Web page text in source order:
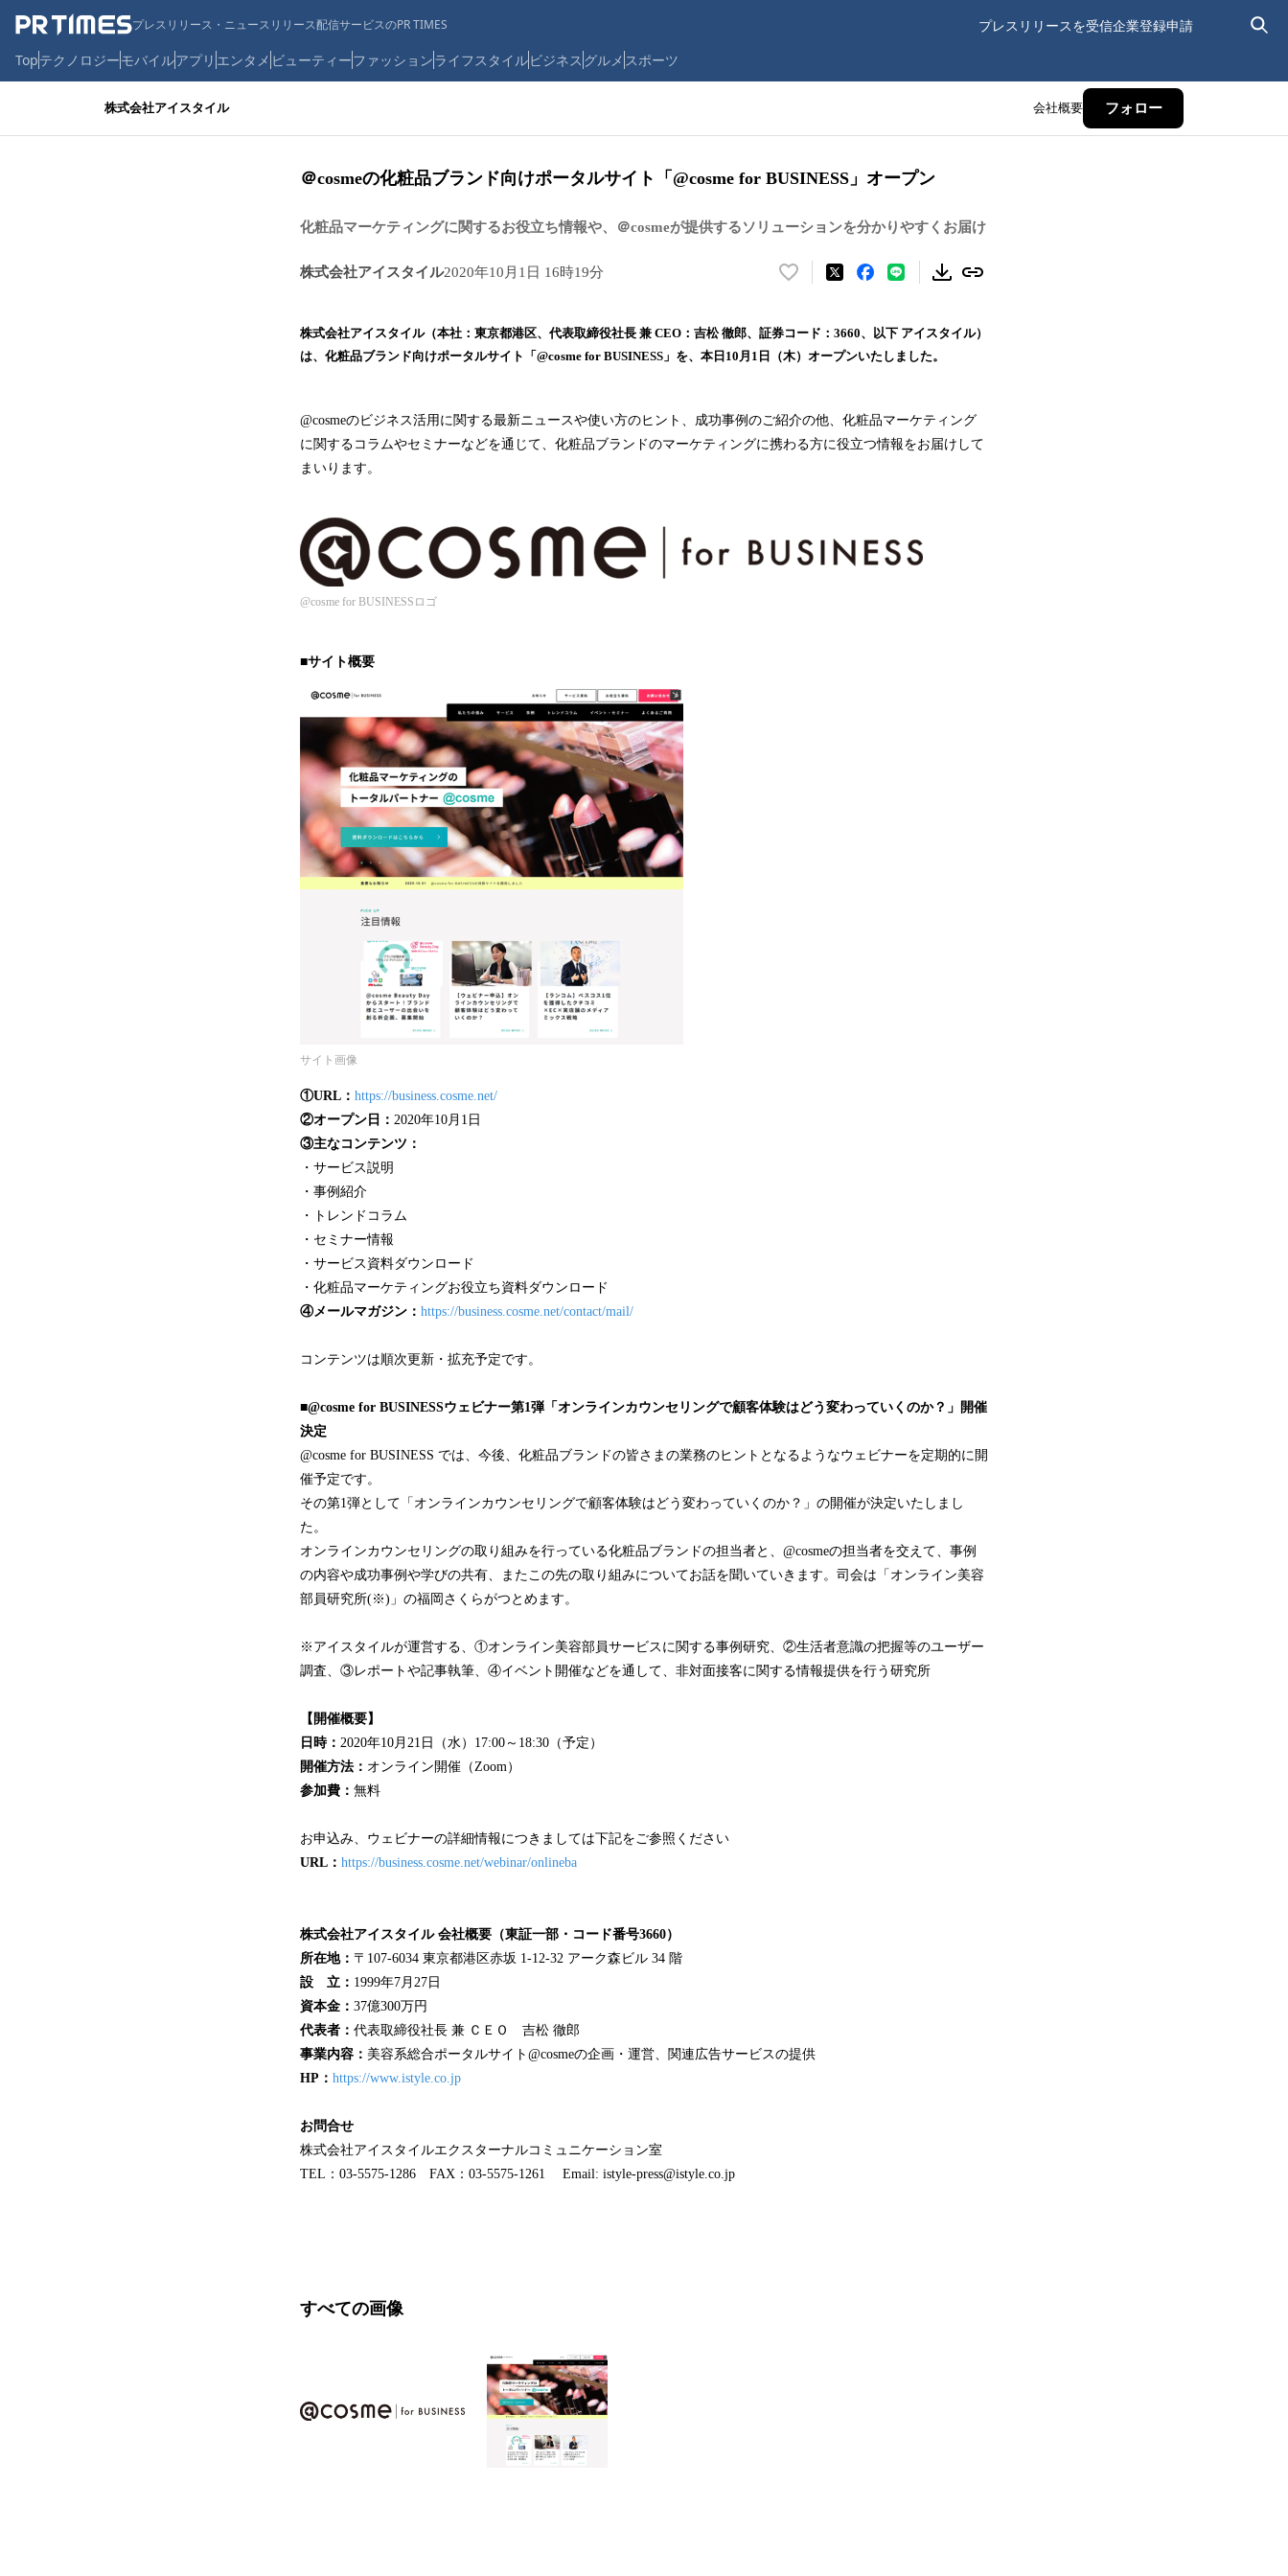
プレスリリース・ニュースリリース配信サービスのPR TIMES プレスリリースを受信企業登録申請
Topテクノロジーモバイルアプリ エンタメ ビューティーファッションライフスタイルビジネス グルメ スポーツ
株式会社アイスタイル 会社概要 フォロー
＠cosmeの化粧品ブランド向けポータルサイト「@cosme for BUSINESS」オープン
化粧品マーケティングに関するお役立ち情報や、＠cosmeが提供するソリューションを分かりやすくお届け
株式会社アイスタイル2020年10月1日 16時19分
い
！
数
み
込
株式会社アイスタイル（本社：東京都港区、代表取締役社長 兼 CEO：吉松 徹郎、証券コード：3660、以下 アイスタイル）
は、化粧品ブランド向けポータルサイト「@cosme for BUSINESS」を、本日10月1日（木）オープンいたしました。
@cosmeのビジネス活用に関する最新ニュースや使い方のヒント、成功事例のご紹介の他、化粧品マーケティング
に関するコラムやセミナーなどを通じて、化粧品ブランドのマーケティングに携わる方に役立つ情報をお届けして
まいります。
@cosme for BUSINESSロゴ
■サイト概要
サイト画像
①URL： https://business.cosme.net/
②オープン日： 2020年10月1日
③主なコンテンツ：
・サービス説明
・事例紹介
・トレンドコラム
・セミナー情報
・サービス資料ダウンロード
・化粧品マーケティングお役立ち資料ダウンロード
④メールマガジン： https://business.cosme.net/contact/mail/
コンテンツは順次更新・拡充予定です。
■@cosme for BUSINESSウェビナー第1弾「オンラインカウンセリングで顧客体験はどう変わっていくのか？」開催
決定
@cosme for BUSINESS では、今後、化粧品ブランドの皆さまの業務のヒントとなるようなウェビナーを定期的に開
催予定です。
その第1弾として「オンラインカウンセリングで顧客体験はどう変わっていくのか？」の開催が決定いたしまし
た。
オンラインカウンセリングの取り組みを行っている化粧品ブランドの担当者と、@cosmeの担当者を交えて、事例
の内容や成功事例や学びの共有、またこの先の取り組みについてお話を聞いていきます。司会は「オンライン美容
部員研究所(※)」の福岡さくらがつとめます。
※アイスタイルが運営する、①オンライン美容部員サービスに関する事例研究、②生活者意識の把握等のユーザー
調査、③レポートや記事執筆、④イベント開催などを通して、非対面接客に関する情報提供を行う研究所
【開催概要】
日時： 2020年10月21日（水）17:00～18:30（予定）
開催方法： オンライン開催（Zoom）
参加費： 無料
お申込み、ウェビナーの詳細情報につきましては下記をご参照ください
URL： https://business.cosme.net/webinar/onlineba
株式会社アイスタイル 会社概要（東証一部・コード番号3660）
所在地： 〒107-6034 東京都港区赤坂 1-12-32 アーク森ビル 34 階
設 立： 1999年7月27日
資本金： 37億300万円
代表者： 代表取締役社長 兼 ＣＥＯ 吉松 徹郎
事業内容： 美容系総合ポータルサイト@cosmeの企画・運営、関連広告サービスの提供
HP： https://www.istyle.co.jp
お問合せ
株式会社アイスタイルエクスターナルコミュニケーション室
TEL：03-5575-1286 FAX：03-5575-1261 Email: istyle-press@istyle.co.jp
すべての画像